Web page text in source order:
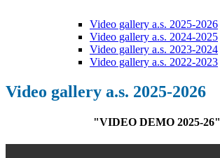
Video gallery a.s. 2025-2026
Video gallery a.s. 2024-2025
Video gallery a.s. 2023-2024
Video gallery a.s. 2022-2023
Video gallery a.s. 2025-2026
"VIDEO DEMO 2025-26"